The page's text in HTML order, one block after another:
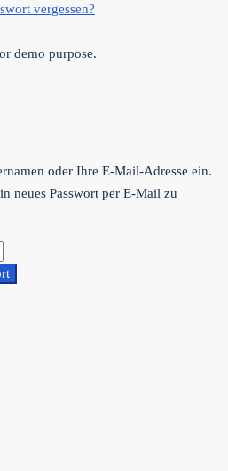
vergessen?
demo purpose.
oder Ihre E-Mail-Adresse ein.
neues Passwort per E-Mail zu